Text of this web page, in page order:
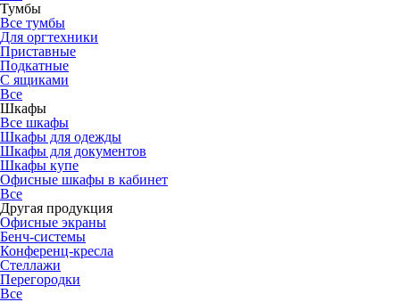
Тумбы
Все тумбы
Для оргтехники
Приставные
Подкатные
С ящиками
Все
Шкафы
Все шкафы
Шкафы для одежды
Шкафы для документов
Шкафы купе
Офисные шкафы в кабинет
Все
Другая продукция
Офисные экраны
Бенч-системы
Конференц-кресла
Стеллажи
Перегородки
Все